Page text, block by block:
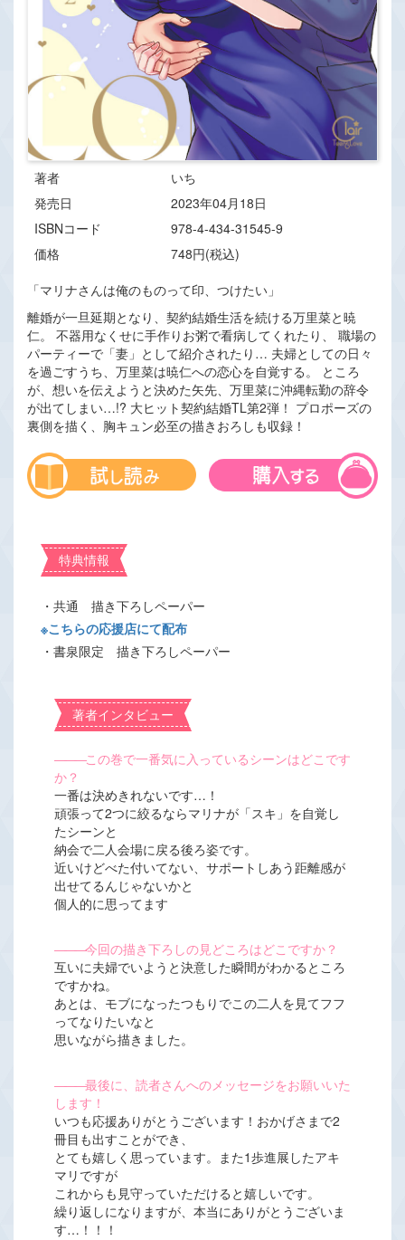
著者
いち
発売日
2023年04月18日
ISBNコード
978-4-434-31545-9
価格
748円(税込)
「マリナさんは俺のものって印、つけたい」
離婚が一旦延期となり、契約結婚生活を続ける万里菜と暁
仁。 不器用なくせに手作りお粥で看病してくれたり、 職場の
パーティーで「妻」として紹介されたり… 夫婦としての日々
を過ごすうち、万里菜は暁仁への恋心を自覚する。 ところ
が、想いを伝えようと決めた矢先、万里菜に沖縄転勤の辞令
が出てしまい…!? 大ヒット契約結婚TL第2弾！ プロポーズの
裏側を描く、胸キュン必至の描きおろしも収録！
特典情報
・共通 描き下ろしペーパー
※こちらの応援店にて配布
・書泉限定 描き下ろしペーパー
著者インタビュー
―――この巻で一番気に入っているシーンはどこです
か？
一番は決めきれないです…！
頑張って2つに絞るならマリナが「スキ」を自覚し
たシーンと
納会で二人会場に戻る後ろ姿です。
近いけどべた付いてない、サポートしあう距離感が
出せてるんじゃないかと
個人的に思ってます
―――今回の描き下ろしの見どころはどこですか？
互いに夫婦でいようと決意した瞬間がわかるところ
ですかね。
あとは、モブになったつもりでこの二人を見てフフ
ってなりたいなと
思いながら描きました。
―――最後に、読者さんへのメッセージをお願いいた
します！
いつも応援ありがとうございます！おかげさまで2
冊目も出すことができ、
とても嬉しく思っています。また1歩進展したアキ
マリですが
これからも見守っていただけると嬉しいです。
繰り返しになりますが、本当にありがとうございま
す…！！！